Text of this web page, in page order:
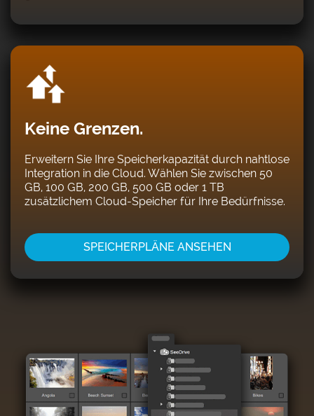
Keine Grenzen.
Erweitern Sie Ihre Speicherkapazität durch nahtlose
Integration in die Cloud. Wählen Sie zwischen 50
GB, 100 GB, 200 GB, 500 GB oder 1 TB
zusätzlichem Cloud-Speicher für Ihre Bedürfnisse.
SPEICHERPLÄNE ANSEHEN